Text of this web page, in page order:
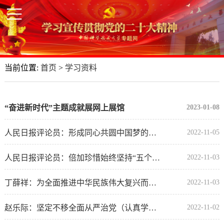
当前位置: 首页 > 学习资料
“奋进新时代”主题成就展网上展馆 2023-01-08
人民日报评论员：形成同心共圆中国梦的强大合力 ——论学习贯彻党的二十大精神 2022-11-05
人民日报评论员：倍加珍惜始终坚持“五个必由之路” ——论学习贯彻党的二十大精神 2022-11-03
丁薛祥：为全面推进中华民族伟大复兴而团结奋斗（认真学习宣传贯彻党的二十大精神） 2022-11-03
赵乐际：坚定不移全面从严治党（认真学习宣传贯彻党的二十大精神） 2022-11-02